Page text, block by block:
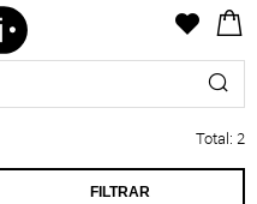
Total: 2
FILTRAR